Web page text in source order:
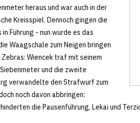
heraus und war auch in der
Kreisspiel. Dennoch gingen die
Führung - nun wurde es das
Waagschale zum Neigen bringen
Wiencek traf mit seinem
und die zweite
verwandelte den Strafwurf zum
noch davon abbringen:
die Pausenführung, Lekai und